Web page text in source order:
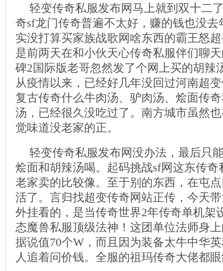
轻变传奇私服发布网马上就到双十二
奇sf龙门传奇普遍不太好，赚的钱也没
实没打算买家族战歌网啥东西的霸王怒
是前两天在和小伙天心传奇私服伴们聊
碑2国际版老哥忽然发了个网上买的胡辣
从疫情以来，已经好几年没回过河南超
复古传奇什么牛肉汤、驴肉汤、烩面传
汤，已经很久没吃过了。南方城市虽然
觉味道没老家的正。
轻变传奇私服发布网没办法，最后只
烩面和胡辣汤喝。起码挑战sf网这东传
老家卖的比较像。至于别的东西，在屯
活了。言归找超变传奇网站正传，今天
外挂看的，是当传奇世界2年传奇单机架
态魔兽私服顶级法神！这团单位法师身
据说值70个W，而且因为装备太牛中华
人追着问价钱。全服的祖玛传奇大佬都